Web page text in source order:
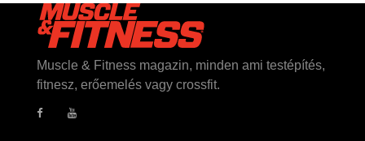
Muscle & Fitness magazin, minden ami testépítés,
fitnesz, erőemelés vagy crossfit.